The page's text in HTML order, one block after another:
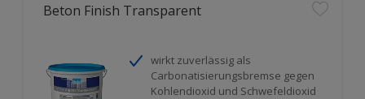
Beton Finish Transparent
wirkt zuverlässig als
Carbonatisierungsbremse gegen
Kohlendioxid und Schwefeldioxid